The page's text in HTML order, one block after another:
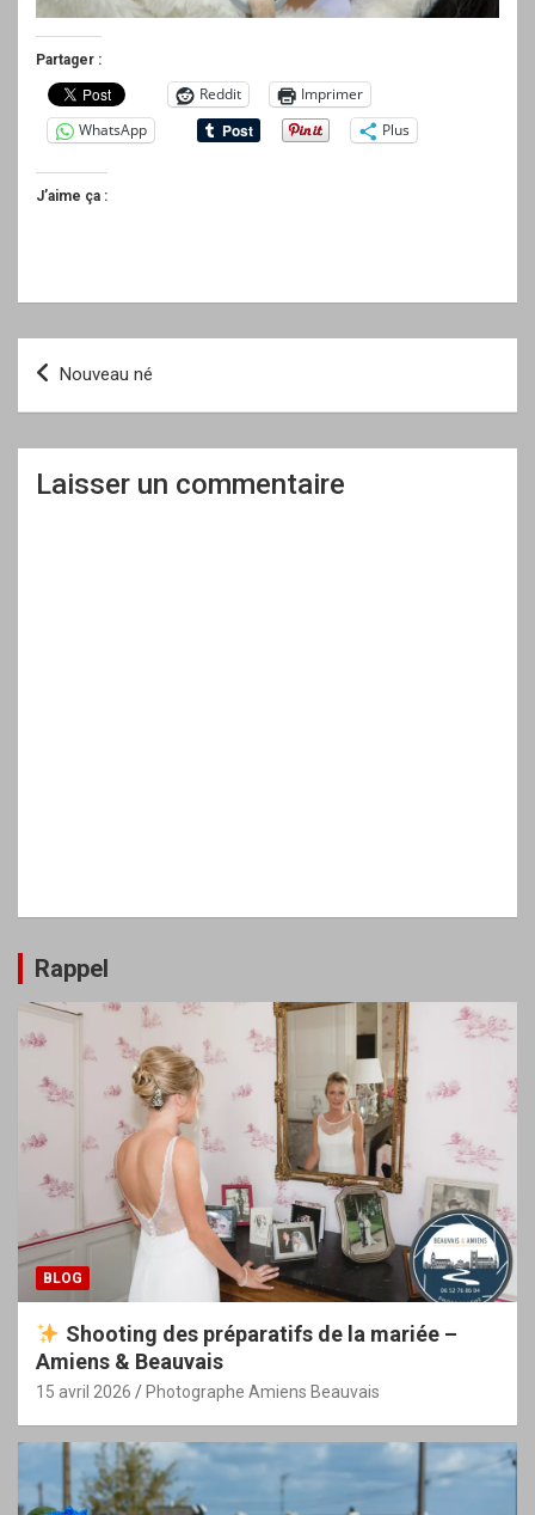
Partager :
Reddit
Imprimer
WhatsApp
Plus
J’aime ça :
Navigation
Nouveau né
Laisser un commentaire
Rappel
BLOG
Shooting des préparatifs de la mariée –
Amiens & Beauvais
15 avril 2026 Photographe Amiens Beauvais